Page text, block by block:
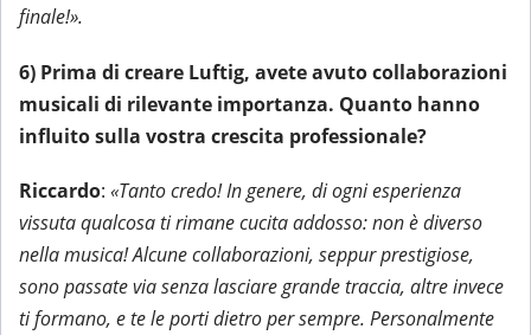
finale!».
6) Prima di creare Luftig, avete avuto collaborazioni
musicali di rilevante importanza. Quanto hanno
influito sulla vostra crescita professionale?
Riccardo: «Tanto credo! In genere, di ogni esperienza
vissuta qualcosa ti rimane cucita addosso: non è diverso
nella musica! Alcune collaborazioni, seppur prestigiose,
sono passate via senza lasciare grande traccia, altre invece
ti formano, e te le porti dietro per sempre. Personalmente